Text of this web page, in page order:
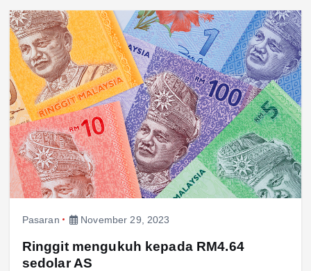
Pasaran November 29, 2023
Ringgit mengukuh kepada RM4.64
sedolar AS